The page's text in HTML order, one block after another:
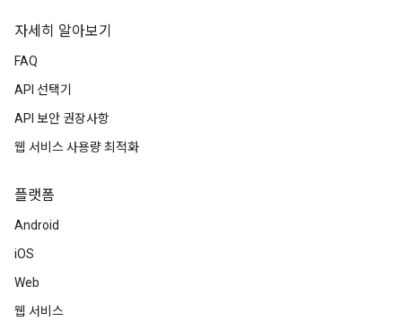
자세히 알아보기
FAQ
API 선택기
API 보안 권장사항
웹 서비스 사용량 최적화
플랫폼
Android
iOS
Web
웹 서비스